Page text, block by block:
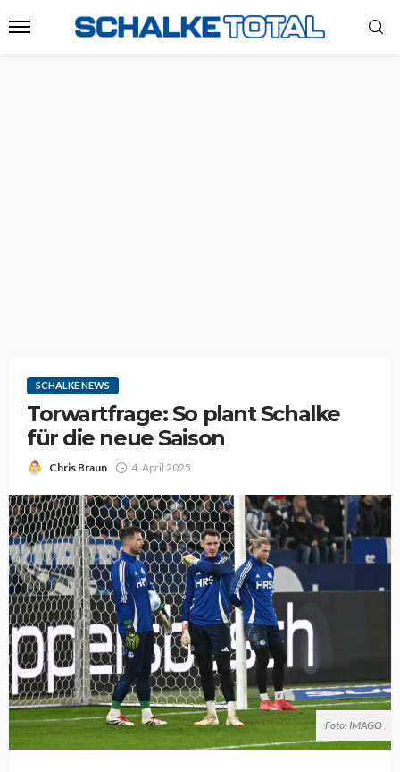
SCHALKE NEWS
Torwartfrage: So plant Schalke
für die neue Saison
Chris Braun 4. April 2025
Foto: IMAGO